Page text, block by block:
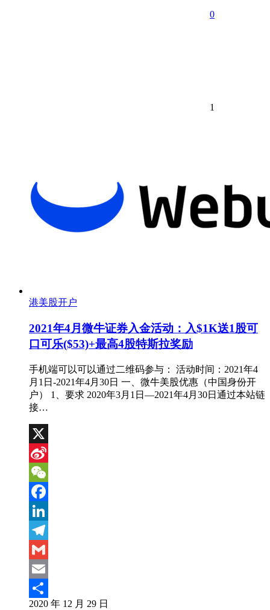
0
1
港美股开户
2021年4月微牛证券入金活动：入$1K送1股可
口可乐($53)+最高4股特斯拉奖励
手机端可以可以通过二维码参与： 活动时间：2021年4
月1日-2021年4月30日 一、微牛美股优惠（中国身份开
户） 1、要求 2020年3月1日—2021年4月30日通过本站链
接…
X
Sina
Weibo
WeChat
Facebook
LinkedIn
Telegram
Gmail
Email
分
2020 年 12 月 29 日